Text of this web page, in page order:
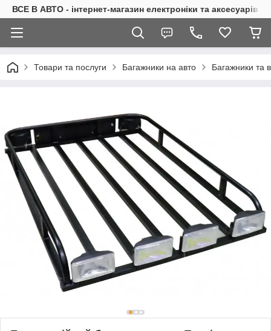
ВСЕ В АВТО - інтернет-магазин електроніки та аксесуарів в
Товари та послуги Багажники на авто Багажники та